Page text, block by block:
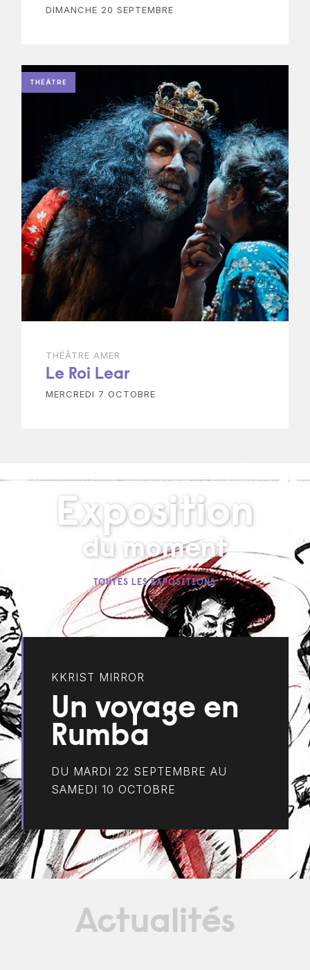
DIMANCHE 20 SEPTEMBRE
THÉÂTRE
THÉÂTRE AMER
Le Roi Lear
MERCREDI 7 OCTOBRE
Exposition
du moment
TOUTES LES EXPOSITIONS
KKRIST MIRROR
Un voyage en
Rumba
DU MARDI 22 SEPTEMBRE AU
SAMEDI 10 OCTOBRE
Actualités